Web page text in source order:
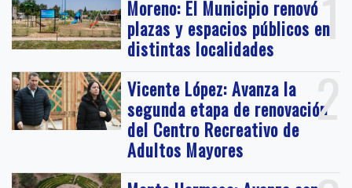
1
Moreno: El Municipio renovó
plazas y espacios públicos en
distintas localidades
2
Vicente López: Avanza la
segunda etapa de renovación
del Centro Recreativo de
Adultos Mayores